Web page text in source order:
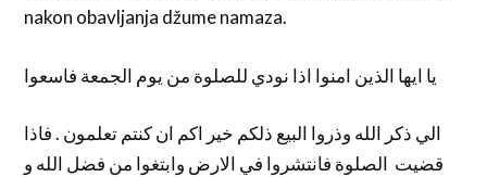
nakon obavljanja džume namaza.
يا ايها الذين امنوا اذا نودي للصلوة من يوم الجمعة فاسعوا
الي ذكر الله وذروا البيع ذلكم خير اكم ان كنتم تعلمون . فاذا
قضيت الصلوة فانتشروا في الارض وابتغوا من فضل الله و